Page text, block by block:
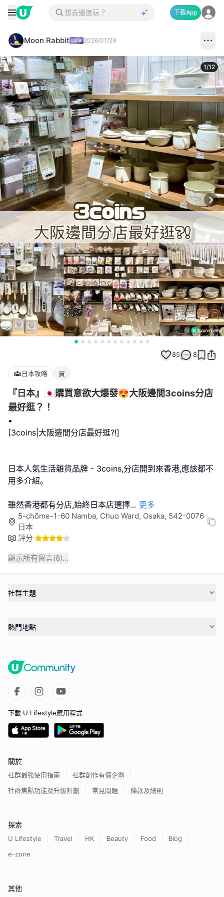
下載App
Moon Rabbit 2026/01/29
1/12
85 8
日本攻略 買
『日本』🇯🇵購買意欲大爆發😍大阪邊間3coins分店
最好逛？！
•
[3coins|大阪邊間分店最好逛?!]
日本人氣生活雜貨品牌 - 3coins,分店開到來香港,應該都不
用多介紹｡
雖然香港都有分店,始終日本店選擇... 更多
5-chōme-1-60 Namba, Chuo Ward, Osaka, 542-0076
日本
評分
顯示所有留言(8)...
社群主題
熱門地點
下載 U Lifestyle應用程式
關於
社群最強使用指南
社群創作有價企劃
社群焦點功能及升級計劃
常見問題 條款及細則
探索
U Lifestyle Travel HK Beauty Food
Blog
e-zone
其他